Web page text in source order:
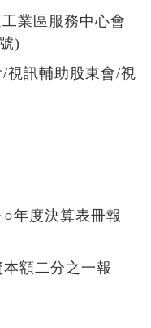
業區服務中心會
)
視訊輔助股東會/視
年度決算表冊報
額二分之一報